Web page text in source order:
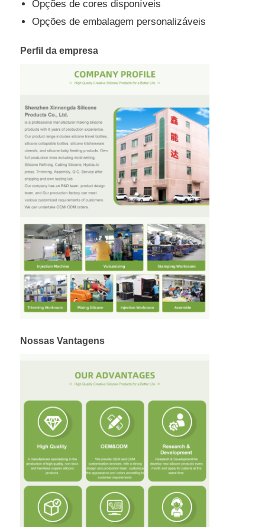
Opções de cores disponíveis
Opções de embalagem personalizáveis
Perfil da empresa
Nossas Vantagens